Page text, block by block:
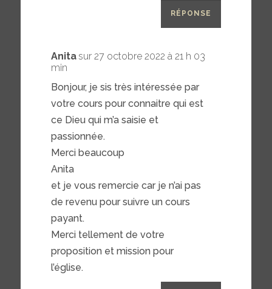
RÉPONSE
Anitasur 27 octobre 2022 à 21 h 03
min
Bonjour, je sis très intéressée par
votre cours pour connaitre qui est
ce Dieu qui m’a saisie et
passionnée.
Merci beaucoup
Anita
et je vous remercie car je n’ai pas
de revenu pour suivre un cours
payant.
Merci tellement de votre
proposition et mission pour
l’église.